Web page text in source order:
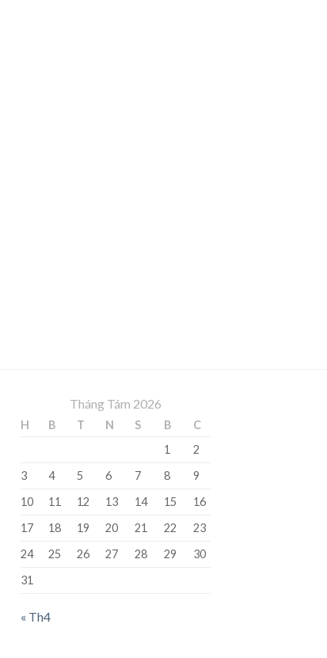
Tháng Tám 2026
H B T N S B
C
1
2
3
4 5 6 7 8
9
10
11 12 13 14 15
16
17
18 19 20 21 22
23
24
25 26 27 28 29
30
31
« Th4